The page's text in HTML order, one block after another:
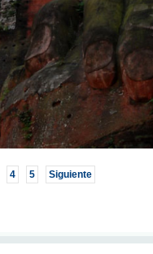
4 5 Siguiente